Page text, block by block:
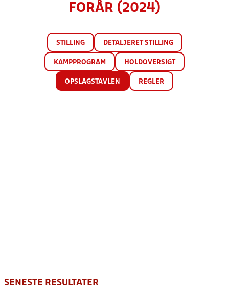
FORÅR (2024)
STILLING DETALJERET STILLING
KAMPPROGRAM HOLDOVERSIGT
OPSLAGSTAVLEN REGLER
SENESTE RESULTATER